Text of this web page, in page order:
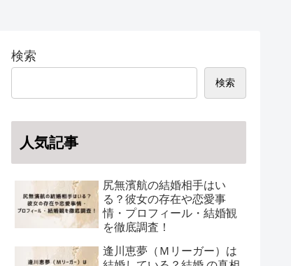
検索
検索
人気記事
尻無濱航の結婚相手はい
る？彼女の存在や恋愛事
情・プロフィール・結婚観
を徹底調査！
逢川恵夢（Ｍリーガー）は